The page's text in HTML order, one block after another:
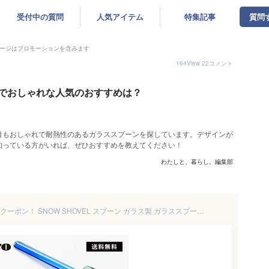
受付中の質問 人気アイテム 特集記事 質問
ジはプロモーションを含みます
164View 22コメント
おしゃれな人気のおすすめは？
おしゃれで耐熱性のあるガラススプーンを探しています。デザインが
ている方がいれば、ぜひおすすめを教えてください！
わたしと、暮らし。編集部